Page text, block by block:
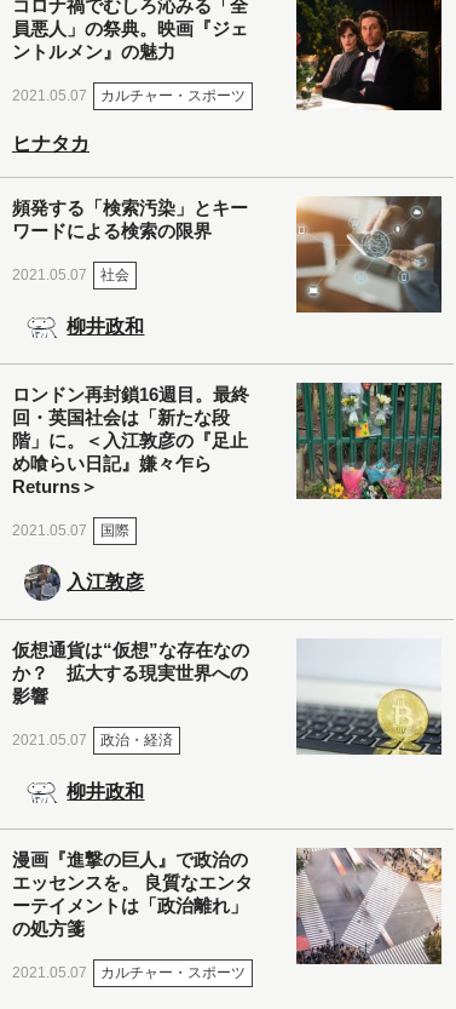
コロナ禍でむしろ沁みる「全
員悪人」の祭典。映画『ジェ
ントルメン』の魅力
2021.05.07 カルチャー・スポーツ
ヒナタカ
頻発する「検索汚染」とキー
ワードによる検索の限界
2021.05.07 社会
柳井政和
ロンドン再封鎖16週目。最終
回・英国社会は「新たな段
階」に。＜入江敦彦の『足止
め喰らい日記』嫌々乍ら
Returns＞
2021.05.07 国際
入江敦彦
仮想通貨は“仮想”な存在なの
か？ 拡大する現実世界への
影響
2021.05.07 政治・経済
柳井政和
漫画『進撃の巨人』で政治の
エッセンスを。 良質なエンタ
ーテイメントは「政治離れ」
の処方箋
2021.05.07 カルチャー・スポーツ